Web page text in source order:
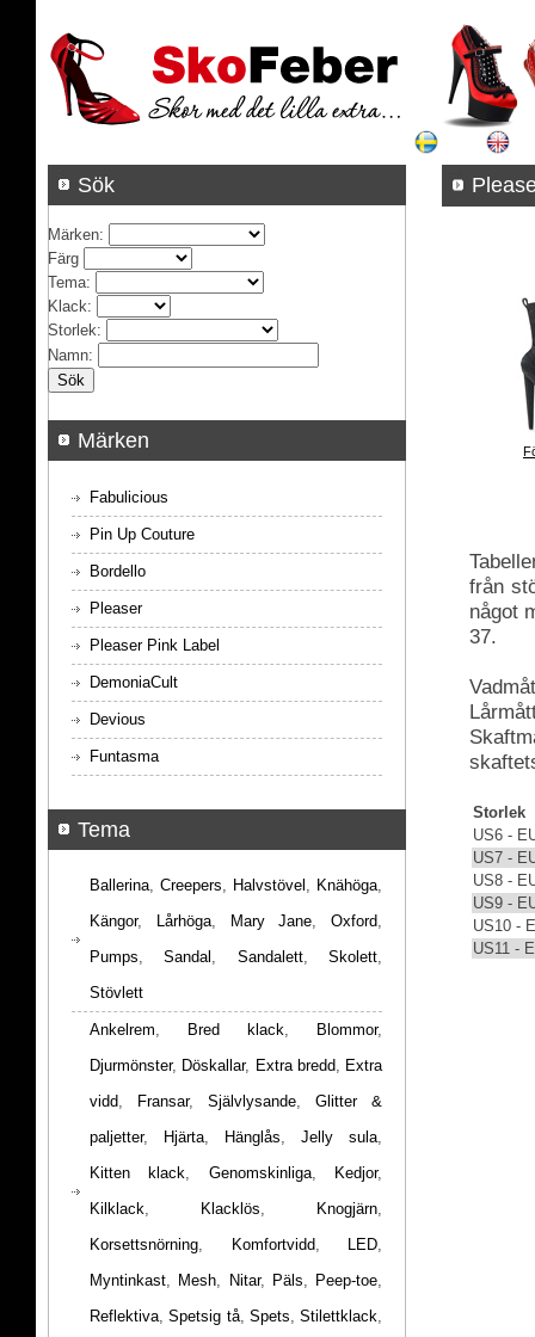
från
något
37.
Storlek
US6 -
US7 -
US8 -
US9 -
US10 -
US11 -
Sök
Märken:
Färg
Tema:
Klack:
Storlek:
Namn:
Märken
Fabulicious
Pin Up Couture
Bordello
Pleaser
Pleaser Pink Label
DemoniaCult
Devious
Funtasma
Tema
Ballerina, Creepers, Halvstövel , Knähöga,
Kängor, Lårhöga, Mary Jane, Oxford,
Pumps,Sandal , Sandalett,Skolett,
Stövlett
Ankelrem, Bred klack, Blommor,
Djurmönster, Döskallar, Extra bredd, Extra
vidd, Fransar, Självlysande, Glitter &
paljetter, Hjärta, Hänglås, Jelly sula,
Kitten klack, Genomskinliga, Kedjor,
Kilklack, Klacklös, Knogjärn,
Korsettsnörning, Komfortvidd, LED,
Myntinkast, Mesh, Nitar, Päls, Peep-toe,
Reflektiva,Spetsig tå, Spets, Stilettklack,